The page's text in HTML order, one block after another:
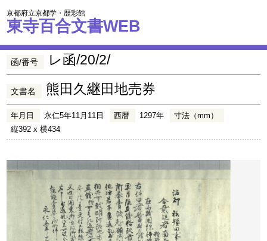
京都府立京都学・歴彩館
東寺百合文書WEB
函/番号 レ函/20/2/
文書名 熊田久継田地売券
年月日 永仁5年11月11日 西暦 1297年
寸法（mm）
縦392 x 横434